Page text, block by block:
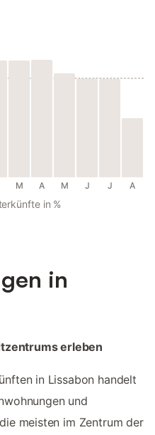
M A M J J A
in %
in
erleben
in Lissabon handelt
und
meisten im Zentrum der